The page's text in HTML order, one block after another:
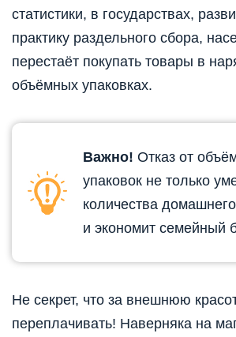
статистики, в государствах,
практику раздельного сбора,
перестаёт покупать товары в
объёмных упаковках.
Важно! Отказ от
упаковок не только
количества
и экономит семейный
Не секрет, что за внешнюю
переплачивать! Наверняка на